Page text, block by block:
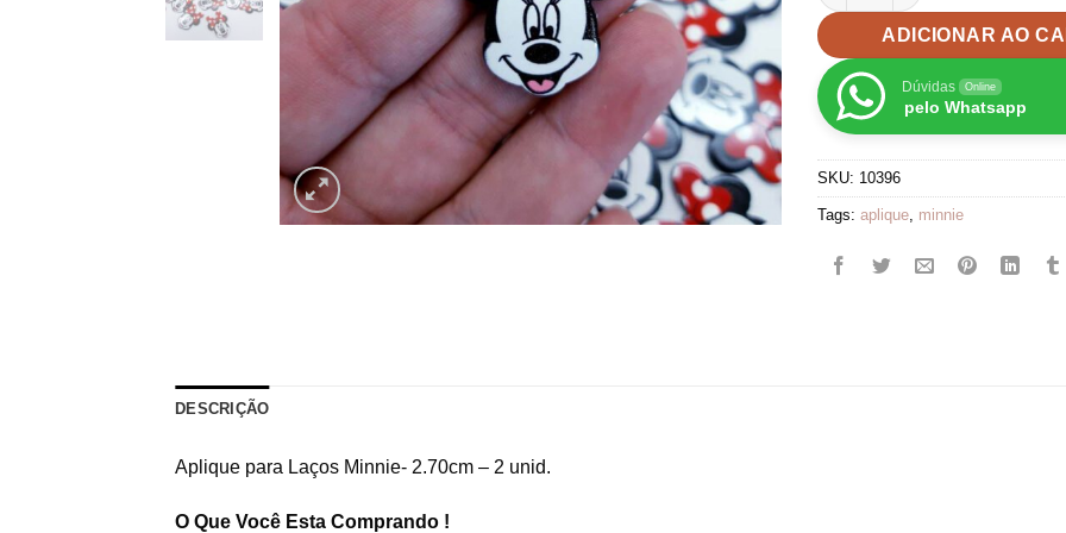
ADICIONAR AO
Dúvidas Online
pelo Whatsapp
SKU: 10396
Tags: aplique minnie
DESCRIÇÃO
Aplique para Laços Minnie- 2.70cm – 2 unid.
O Que Você Esta Comprando !